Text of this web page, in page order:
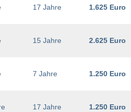
17 Jahre 1.625 Euro
15 Jahre 2.625 Euro
7 Jahre 1.250 Euro
17 Jahre 1.250 Euro